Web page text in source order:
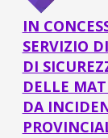
IN
SERVIZIO
DI
DELLE
DA